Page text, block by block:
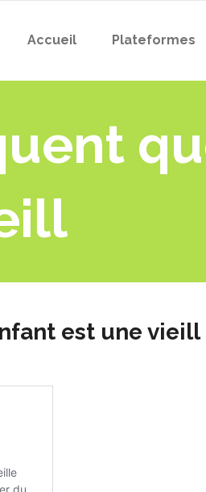
Accueil Plateformes
est une vieill